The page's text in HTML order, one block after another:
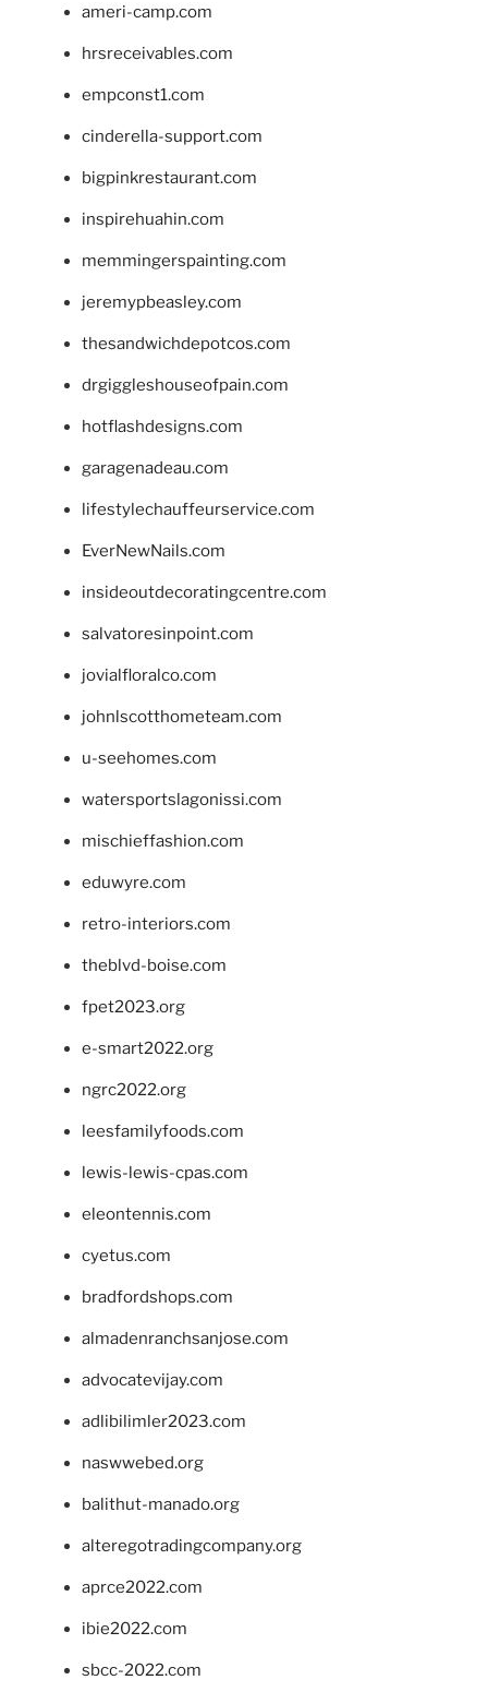
ameri-camp.com
hrsreceivables.com
empconst1.com
cinderella-support.com
bigpinkrestaurant.com
inspirehuahin.com
memmingerspainting.com
jeremypbeasley.com
thesandwichdepotcos.com
drgiggleshouseofpain.com
hotflashdesigns.com
garagenadeau.com
lifestylechauffeurservice.com
EverNewNails.com
insideoutdecoratingcentre.com
salvatoresinpoint.com
jovialfloralco.com
johnlscotthometeam.com
u-seehomes.com
watersportslagonissi.com
mischieffashion.com
eduwyre.com
retro-interiors.com
theblvd-boise.com
fpet2023.org
e-smart2022.org
ngrc2022.org
leesfamilyfoods.com
lewis-lewis-cpas.com
eleontennis.com
cyetus.com
bradfordshops.com
almadenranchsanjose.com
advocatevijay.com
adlibilimler2023.com
naswwebed.org
balithut-manado.org
alteregotradingcompany.org
aprce2022.com
ibie2022.com
sbcc-2022.com